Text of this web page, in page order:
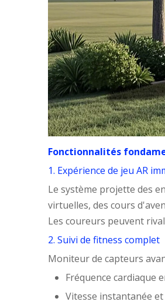
Fonctionnalités
1. Expérience de jeu AR
Le système projette des
virtuelles, des cours
Les coureurs peuvent
2. Suivi de fitness complet
Moniteur de capteurs
Fréquence cardiaque
Vitesse instantanée